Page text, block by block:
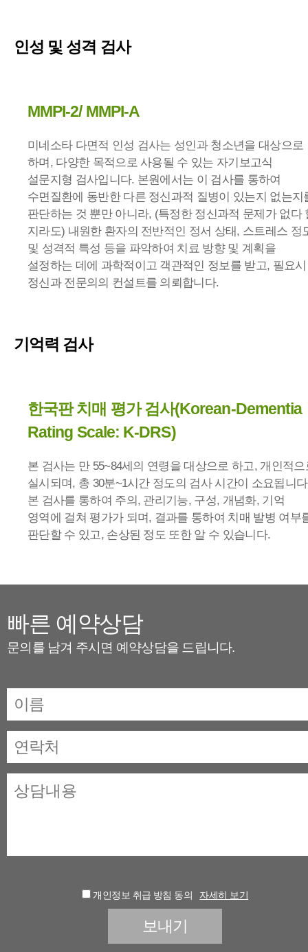
인성 및 성격 검사
MMPI-2/ MMPI-A
미네소타 다면적 인성 검사는 성인과 청소년을 대상으로
하며, 다양한 목적으로 사용될 수 있는 자기보고식
설문지형 검사입니다. 본원에서는 이 검사를 통하여
수면질환에 동반한 다른 정신과적 질병이 있는지 없는지
판단하는 것 뿐만 아니라, (특정한 정신과적 문제가 없다
지라도) 내원한 환자의 전반적인 정서 상태, 스트레스 정
및 성격적 특성 등을 파악하여 치료 방향 및 계획을
설정하는 데에 과학적이고 객관적인 정보를 받고, 필요시
정신과 전문의의 컨설트를 의뢰합니다.
기억력 검사
한국판 치매 평가 검사(Korean-Dementia
Rating Scale: K-DRS)
본 검사는 만 55~84세의 연령을 대상으로 하고, 개인적으
실시되며, 총 30분~1시간 정도의 검사 시간이 소요됩니
본 검사를 통하여 주의, 관리기능, 구성, 개념화, 기억
영역에 걸쳐 평가가 되며, 결과를 통하여 치매 발병 여부
판단할 수 있고, 손상된 정도 또한 알 수 있습니다.
빠른 예약상담
문의를 남겨 주시면 예약상담을 드립니다.
개인정보 취급 방침 동의 자세히 보기